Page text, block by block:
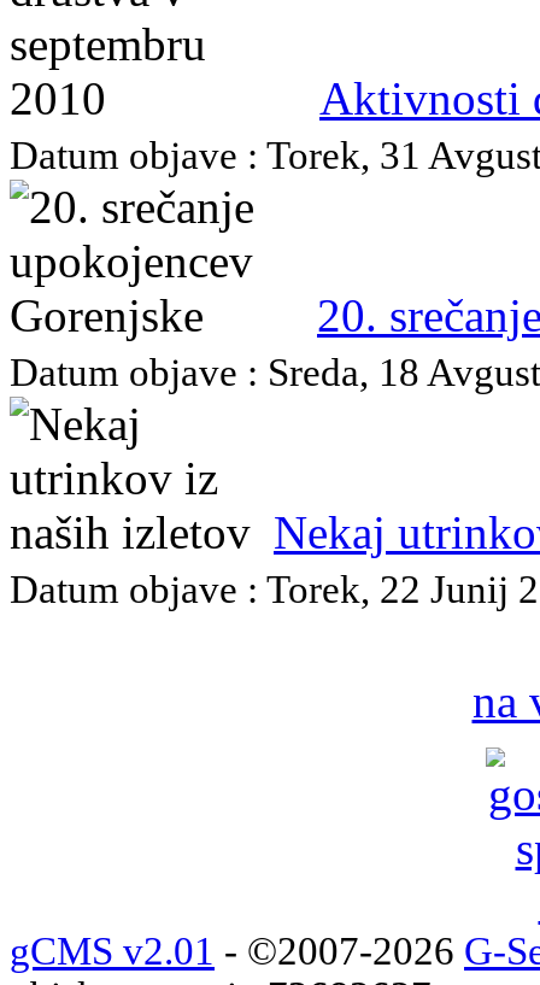
Aktivnosti
Datum objave : Torek, 31
20.
Datum objave : Sreda, 18
Nekaj
Datum objave : Torek, 22 Junij
na
gCMS v2.01 - ©2007-2026 G-